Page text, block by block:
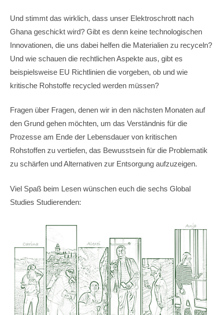
Und stimmt das wirklich, dass unser Elektroschrott nach
Ghana geschickt wird? Gibt es denn keine technologischen
Innovationen, die uns dabei helfen die Materialien zu recyceln?
Und wie schauen die rechtlichen Aspekte aus, gibt es
beispielsweise EU Richtlinien die vorgeben, ob und wie
kritische Rohstoffe recycled werden müssen?
Fragen über Fragen, denen wir in den nächsten Monaten auf
den Grund gehen möchten, um das Verständnis für die
Prozesse am Ende der Lebensdauer von kritischen
Rohstoffen zu vertiefen, das Bewusstsein für die Problematik
zu schärfen und Alternativen zur Entsorgung aufzuzeigen.
Viel Spaß beim Lesen wünschen euch die sechs Global
Studies Studierenden: